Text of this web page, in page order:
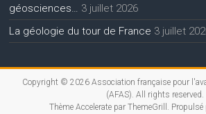
géosciences…
3 juillet 2026
La géologie du tour de France 3 juillet
Copyright © 2026 Association française pour
(AFAS) . All rights reserved.
Thème Acceleratepar ThemeGrill. Propulsé